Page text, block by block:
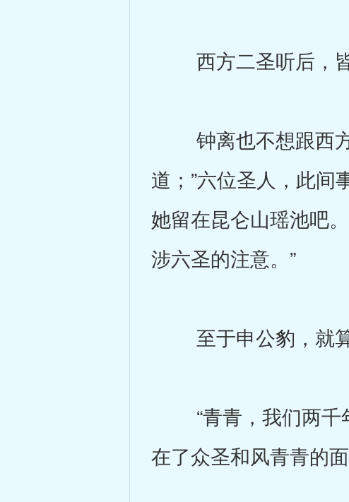
西方二圣听后，皆
钟离也不想跟西方
道；”六位圣人，此间
她留在昆仑山瑶池吧
涉六圣的注意。”
至于申公豹，就算
“青青，我们两千
在了众圣和风青青的面